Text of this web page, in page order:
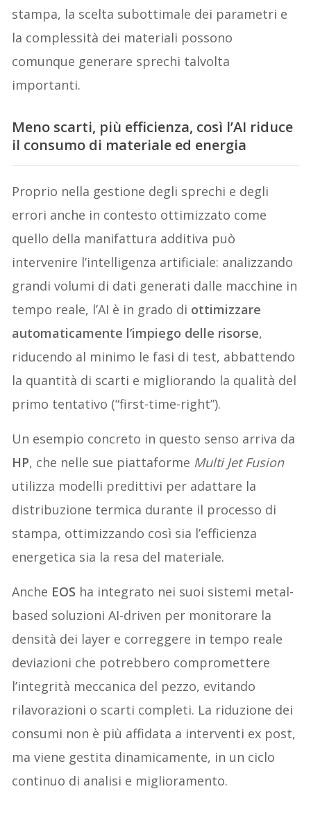
stampa, la scelta subottimale dei parametri e
la complessità dei materiali possono
comunque generare sprechi talvolta
importanti.
Meno scarti, più efficienza, così l’AI riduce
il consumo di materiale ed energia
Proprio nella gestione degli sprechi e degli
errori anche in contesto ottimizzato come
quello della manifattura additiva può
intervenire l’intelligenza artificiale: analizzando
grandi volumi di dati generati dalle macchine in
tempo reale, l’AI è in grado di ottimizzare
automaticamente l’impiego delle risorse,
riducendo al minimo le fasi di test, abbattendo
la quantità di scarti e migliorando la qualità del
primo tentativo (“first-time-right”).
Un esempio concreto in questo senso arriva da
HP, che nelle sue piattaforme Multi Jet Fusion
utilizza modelli predittivi per adattare la
distribuzione termica durante il processo di
stampa, ottimizzando così sia l’efficienza
energetica sia la resa del materiale.
Anche EOS ha integrato nei suoi sistemi metal-
based soluzioni AI-driven per monitorare la
densità dei layer e correggere in tempo reale
deviazioni che potrebbero compromettere
l’integrità meccanica del pezzo, evitando
rilavorazioni o scarti completi. La riduzione dei
consumi non è più affidata a interventi ex post,
ma viene gestita dinamicamente, in un ciclo
continuo di analisi e miglioramento.